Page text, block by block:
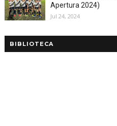
Apertura 2024)
Jul 24, 2024
BIBLIOTECA